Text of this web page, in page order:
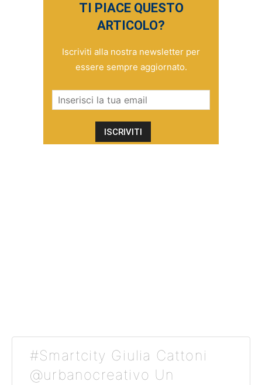
TI PIACE QUESTO
ARTICOLO?
Iscriviti alla nostra newsletter per
essere sempre aggiornato.
#Smartcity Giulia Cattoni
@urbanocreativo Un